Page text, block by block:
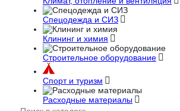
Спецодежда и СИЗ
Клининг и химия
Строительное оборудование
Спорт и туризм
Расходные материалы